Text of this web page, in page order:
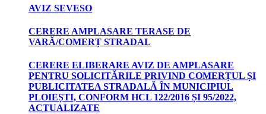
AVIZ SEVESO
CERERE AMPLASARE TERASE DE
VARĂ/COMERȚ STRADAL
CERERE ELIBERARE AVIZ DE AMPLASARE
PENTRU SOLICITĂRILE PRIVIND COMERȚUL ȘI
PUBLICITATEA STRADALĂ ÎN MUNICIPIUL
PLOIEȘTI, CONFORM HCL 122/2016 ȘI 95/2022,
ACTUALIZATE